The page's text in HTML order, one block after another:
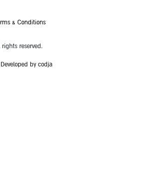
& Conditions
reserved.
Developed by codja